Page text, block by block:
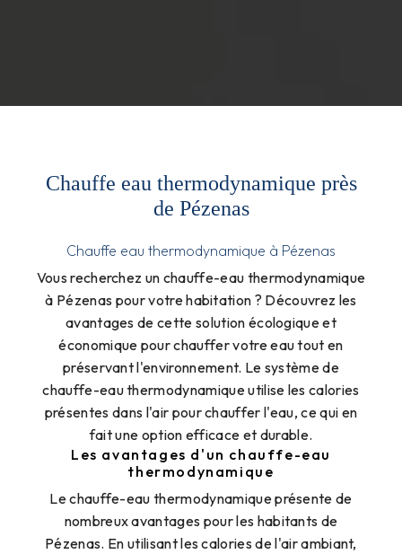
Chauffe eau thermodynamique près
de Pézenas
Chauffe eau thermodynamique à Pézenas
Vous recherchez un chauffe-eau thermodynamique
à Pézenas pour votre habitation ? Découvrez les
avantages de cette solution écologique et
économique pour chauffer votre eau tout en
préservant l'environnement. Le système de
chauffe-eau thermodynamique utilise les calories
présentes dans l'air pour chauffer l'eau, ce qui en
fait une option efficace et durable.
Les avantages d'un chauffe-eau
thermodynamique
Le chauffe-eau thermodynamique présente de
nombreux avantages pour les habitants de
Pézenas. En utilisant les calories de l'air ambiant,